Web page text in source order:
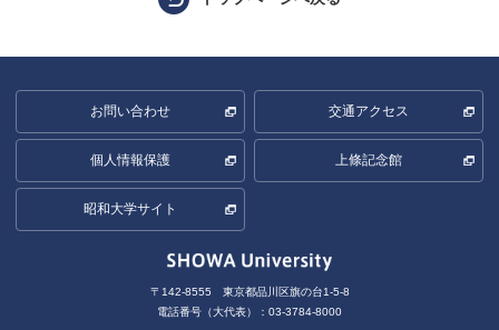
お問い合わせ 交通アクセス
個人情報保護 上條記念館
昭和大学サイト
〒142-8555 東京都品川区旗の台1-5-8
電話番号（大代表）：03-3784-8000